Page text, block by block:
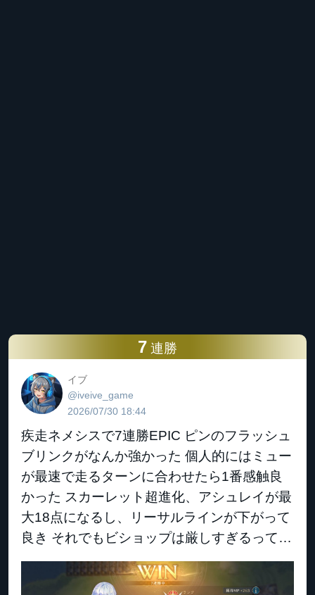
7 連勝
イブ
@iveive_game
2026/07/30 18:44
疾走ネメシスで7連勝EPIC ピンのフラッシュ
ブリンクがなんか強かった 個人的にはミュー
が最速で走るターンに合わせたら1番感触良
かった スカーレット超進化、アシュレイが最
大18点になるし、リーサルラインが下がって
良き それでもビショップは厳しすぎるって…